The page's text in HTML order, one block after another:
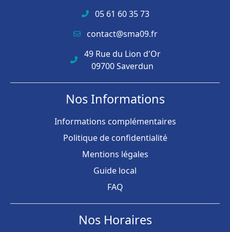
05 61 60 35 73
contact@sma09.fr
49 Rue du Lion d'Or
09700 Saverdun
Nos Informations
Informations complémentaires
Politique de confidentialité
Mentions légales
Guide local
FAQ
Nos Horaires